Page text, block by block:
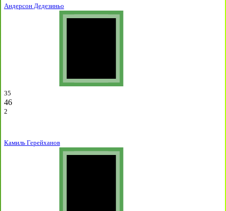
Андерсон Дедезиньо
35
46
2
Камиль Герейханов